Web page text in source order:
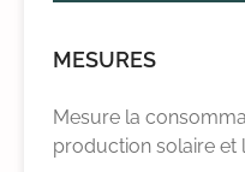
MESURES
Mesure la
production solaire et